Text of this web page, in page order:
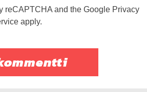
reCAPTCHA and the Google Privacy
apply.